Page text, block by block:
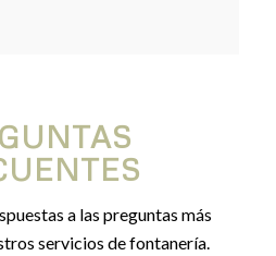
a las preguntas más
servicios de fontanería.